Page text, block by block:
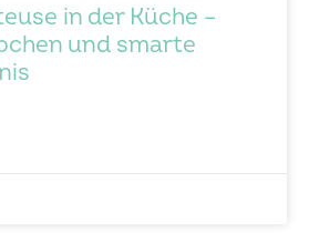
in der Küche –
und smarte